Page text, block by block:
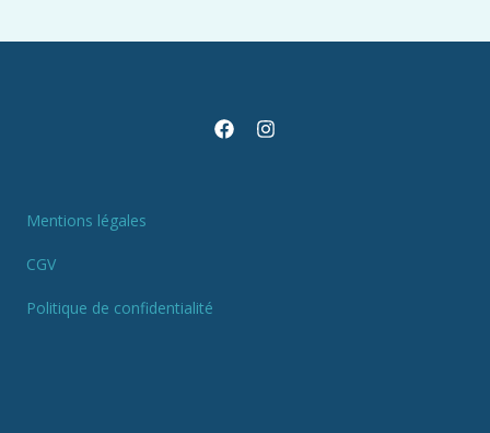
Mentions légales
CGV
Politique de confidentialité